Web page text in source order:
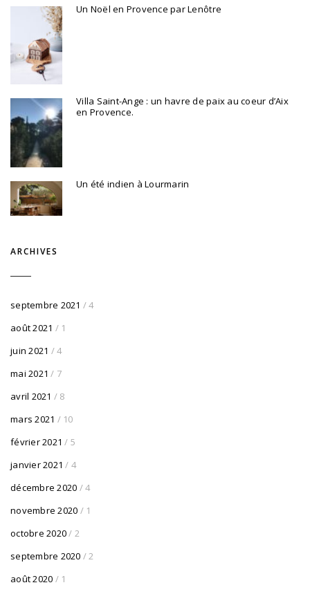
Un Noël en Provence par Lenôtre
Villa Saint-Ange : un havre de paix au coeur d’Aix
en Provence.
Un été indien à Lourmarin
ARCHIVES
septembre 2021 / 4
août 2021 / 1
juin 2021 / 4
mai 2021 / 7
avril 2021 / 8
mars 2021 / 10
février 2021 / 5
janvier 2021 / 4
décembre 2020 / 4
novembre 2020 / 1
octobre 2020/ 2
septembre 2020 / 2
août 2020 / 1